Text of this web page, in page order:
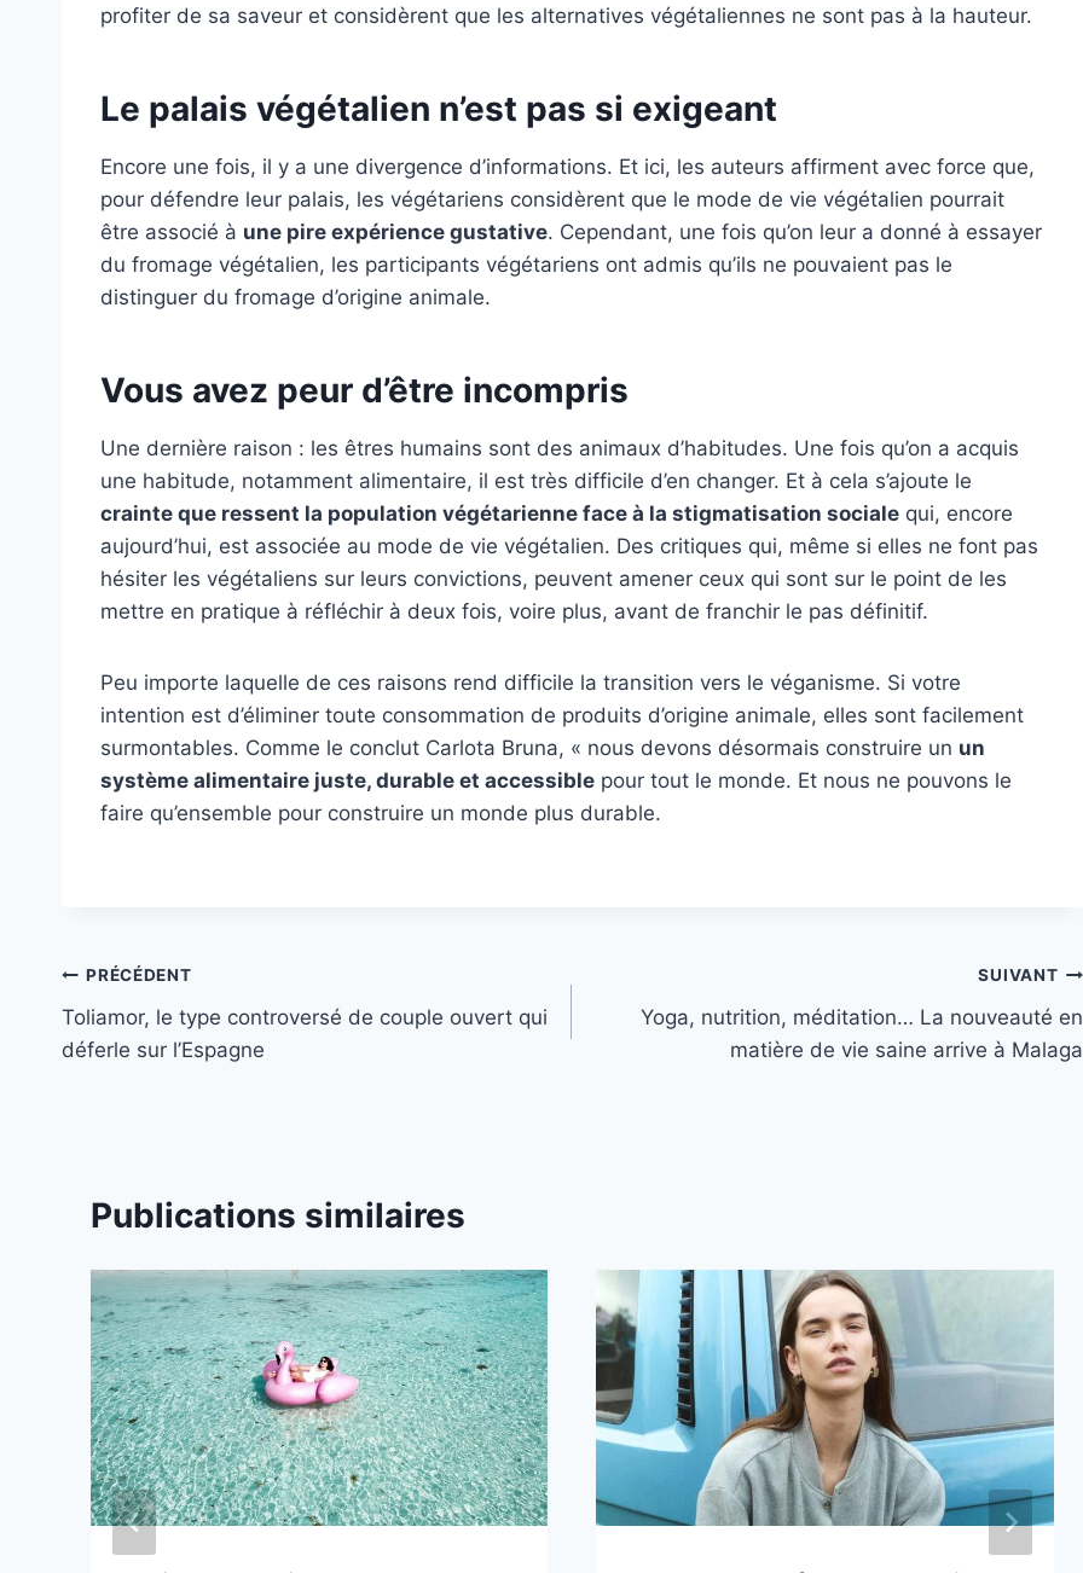
profiter de sa saveur et considèrent que les alternatives végétaliennes ne sont pas à la hauteur.
Le palais végétalien n’est pas si exigeant
Encore une fois, il y a une divergence d’informations. Et ici, les auteurs affirment avec force que,
pour défendre leur palais, les végétariens considèrent que le mode de vie végétalien pourrait
être associé à une pire expérience gustative. Cependant, une fois qu’on leur a donné à essayer
du fromage végétalien, les participants végétariens ont admis qu’ils ne pouvaient pas le
distinguer du fromage d’origine animale.
Vous avez peur d’être incompris
Une dernière raison : les êtres humains sont des animaux d’habitudes. Une fois qu’on a acquis
une habitude, notamment alimentaire, il est très difficile d’en changer. Et à cela s’ajoute le
crainte que ressent la population végétarienne face à la stigmatisation sociale qui, encore
aujourd’hui, est associée au mode de vie végétalien. Des critiques qui, même si elles ne font pas
hésiter les végétaliens sur leurs convictions, peuvent amener ceux qui sont sur le point de les
mettre en pratique à réfléchir à deux fois, voire plus, avant de franchir le pas définitif.
Peu importe laquelle de ces raisons rend difficile la transition vers le véganisme. Si votre
intention est d’éliminer toute consommation de produits d’origine animale, elles sont facilement
surmontables. Comme le conclut Carlota Bruna, « nous devons désormais construire un un
système alimentaire juste, durable et accessible pour tout le monde. Et nous ne pouvons le
faire qu’ensemble pour construire un monde plus durable.
Navigation
de
PRÉCÉDENT
Toliamor, le type controversé de couple ouvert qui
déferle sur l’Espagne
SUIVANT
Yoga, nutrition, méditation… La nouveauté en
matière de vie saine arrive à Malaga
Publications similaires